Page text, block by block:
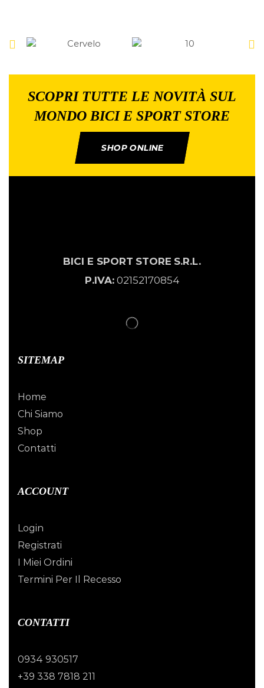
SCOPRI TUTTE LE NOVITÀ SUL
MONDO BICI E SPORT STORE
SHOP ONLINE
BICI E SPORT STORE S.R.L.
P.IVA:02152170854
SITEMAP
Home
Chi Siamo
Shop
Contatti
ACCOUNT
Login
Registrati
I Miei Ordini
Termini Per Il Recesso
CONTATTI
0934 930517
+39 338 7818 211